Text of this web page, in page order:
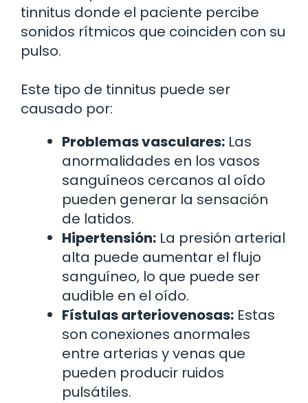
tinnitus donde el paciente percibe
sonidos rítmicos que coinciden con su
pulso.
Este tipo de tinnitus puede ser
causado por:
Problemas vasculares: Las
anormalidades en los vasos
sanguíneos cercanos al oído
pueden generar la sensación
de latidos.
Hipertensión: La presión arterial
alta puede aumentar el flujo
sanguíneo, lo que puede ser
audible en el oído.
Fístulas arteriovenosas: Estas
son conexiones anormales
entre arterias y venas que
pueden producir ruidos
pulsátiles.